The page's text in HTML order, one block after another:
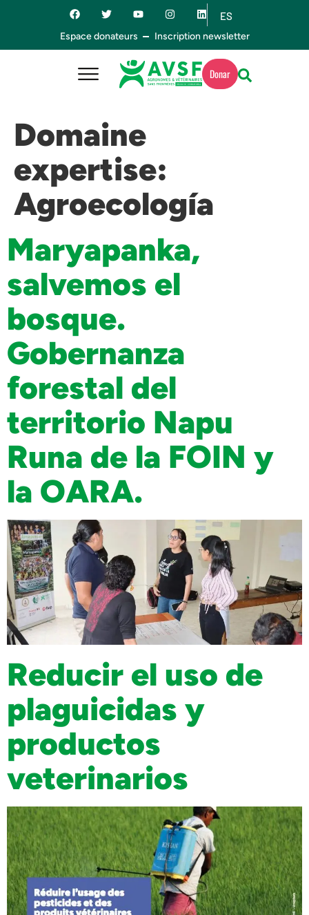
ES
EN
Espace donateurs Inscription newsletter
Donar
Domaine
expertise:
Agroecología
Maryapanka,
salvemos el
bosque.
Gobernanza
forestal del
territorio Napu
Runa de la FOIN y
la OARA.
Reducir el uso de
plaguicidas y
productos
veterinarios